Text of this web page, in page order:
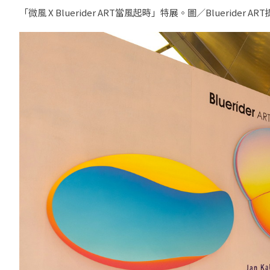
「微風 X Bluerider ART當風起時」特展。圖／Bluerider ART